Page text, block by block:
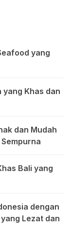
yang
yang Khas dan
dan Mudah
Bali yang
dengan
Lezat dan